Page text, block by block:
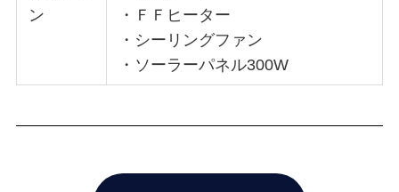
ン
・ＦＦヒーター
・シーリングファン
・ソーラーパネル300W